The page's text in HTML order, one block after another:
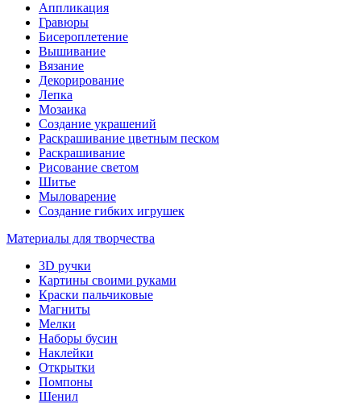
Аппликация
Гравюры
Бисероплетение
Вышивание
Вязание
Декорирование
Лепка
Мозаика
Создание украшений
Раскрашивание цветным песком
Раскрашивание
Рисование светом
Шитье
Мыловарение
Создание гибких игрушек
Материалы для творчества
3D ручки
Картины своими руками
Краски пальчиковые
Магниты
Мелки
Наборы бусин
Наклейки
Открытки
Помпоны
Шенил